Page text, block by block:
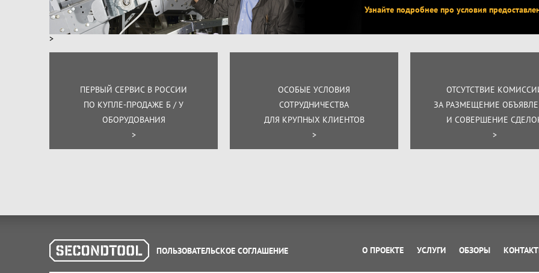
Узнайте подробнее про условия
>
ПЕРВЫЙ СЕРВИС В РОССИИ
ПО КУПЛЕ-ПРОДАЖЕ Б / У
ОБОРУДОВАНИЯ
>
ОСОБЫЕ УСЛОВИЯ
СОТРУДНИЧЕСТВА
ДЛЯ КРУПНЫХ КЛИЕНТОВ
>
ОТСУТСТВИЕ
ЗА РАЗМЕЩЕНИЕ
И СОВЕРШЕНИЕ
>
ПОЛЬЗОВАТЕЛЬСКОЕ СОГЛАШЕНИЕ О ПРОЕКТЕ УСЛУГИ ОБЗОРЫ